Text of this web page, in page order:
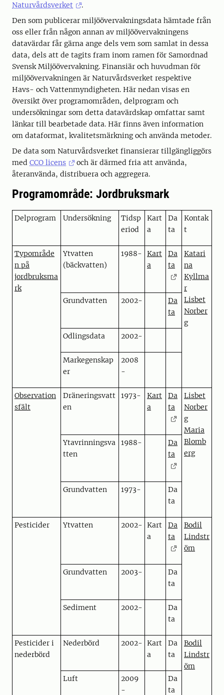
Naturvårdsverket
.
Den som publicerar miljöövervakningsdata hämtade från
oss eller från någon annan av miljöövervakningens
datavärdar får gärna ange dels vem som samlat in dessa
data, dels att de tagits fram inom ramen för Samordnad
Svensk Miljöövervakning. Finansiär och huvudman för
miljöövervakningen är Naturvårdsverket respektive
Havs- och Vattenmyndigheten. Här nedan visas en
översikt över programområden, delprogram och
undersökningar som detta datavärdskap omfattar samt
länkar till bearbetade data. Här finns även information
om dataformat, kvalitetsmärkning och använda metoder.
De data som Naturvårdsverket finansierar tillgängliggörs
med CCO licens
och är därmed fria att använda,
återanvända, distribuera och aggregera.
Programområde: Jordbruksmark
Delprogram Undersökning
Tidsp
eriod
Kart
a
Da
ta
Kontak
t
Typområde
n på
jordbruksma
rk
Ytvatten
(bäckvatten)
1988-
Kart
a
Da
ta
Katari
na
Kyllma
r
Lisbet
Norber
g
Grundvatten 2002-
Da
ta
Odlingsdata 2002-
Markegenskap
er
2008
-
Observation
sfält
Dräneringsvatt
en
1973-
Kart
a
Da
ta
Lisbet
Norber
g
Maria
Blomb
erg
Ytavrinningsva
tten
1988-
Da
ta
Grundvatten 1973-
Da
ta
Pesticider Ytvatten 2002- Kart
a
Da
ta
Bodil
Lindstr
öm
Grundvatten 2003-
Da
ta
Sediment 2002-
Da
ta
Pesticider i
nederbörd
Nederbörd 2002- Kart
a
Da
ta
Bodil
Lindstr
öm
Luft
2009
-
Da
ta